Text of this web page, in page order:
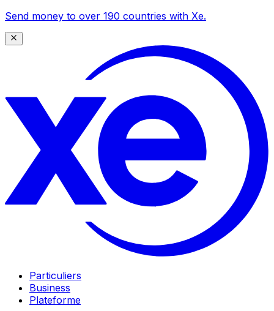
Send money to over 190 countries with Xe.
Particuliers
Business
Plateforme